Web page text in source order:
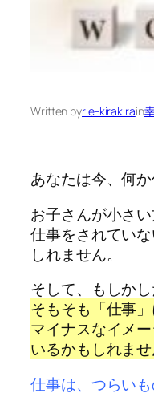
Written byrie-kirakirain
あなたは今、何
お子さんが小さい
仕事をされてい
しれません。
そして、もしかし
そもそも「仕事
マイナスなイメー
いるかもしれませ
仕事は、つらいも